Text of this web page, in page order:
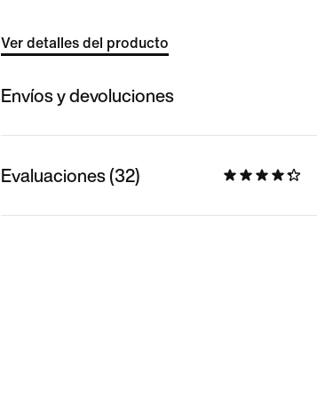
Ver detalles del producto
Envíos y devoluciones
Evaluaciones (32)